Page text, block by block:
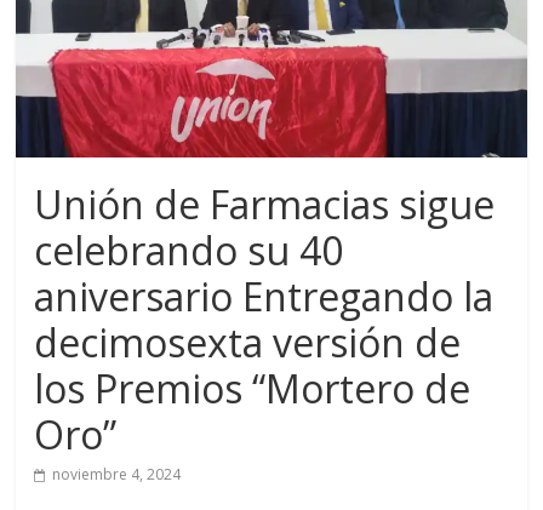
Unión de Farmacias sigue
celebrando su 40
aniversario Entregando la
decimosexta versión de
los Premios “Mortero de
Oro”
noviembre 4, 2024